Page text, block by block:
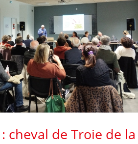
cheval de Troie de la